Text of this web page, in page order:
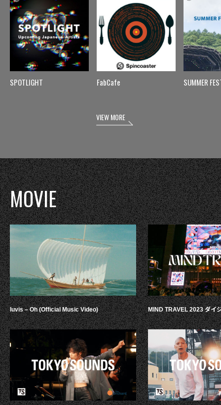
SPOTLIGHT FabCafe SUMMER
VIEW MORE
MOVIE
luvis – Oh (Official Music Video) MIND TRAVEL 2023 ダイ